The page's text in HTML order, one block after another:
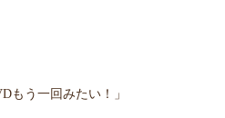
もう一回みたい！」